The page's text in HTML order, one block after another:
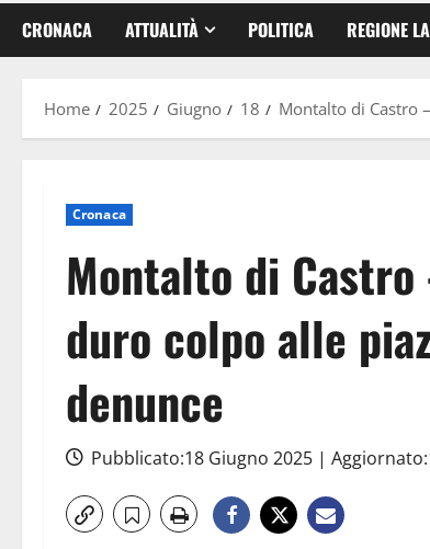
CRONACA ATTUALITÀ POLITICA REGIONE
Home 2025 Giugno 18 Montalto di Castro
Cronaca
Montalto di Castro
duro colpo alle
denunce
Pubblicato:18 Giugno 2025 |